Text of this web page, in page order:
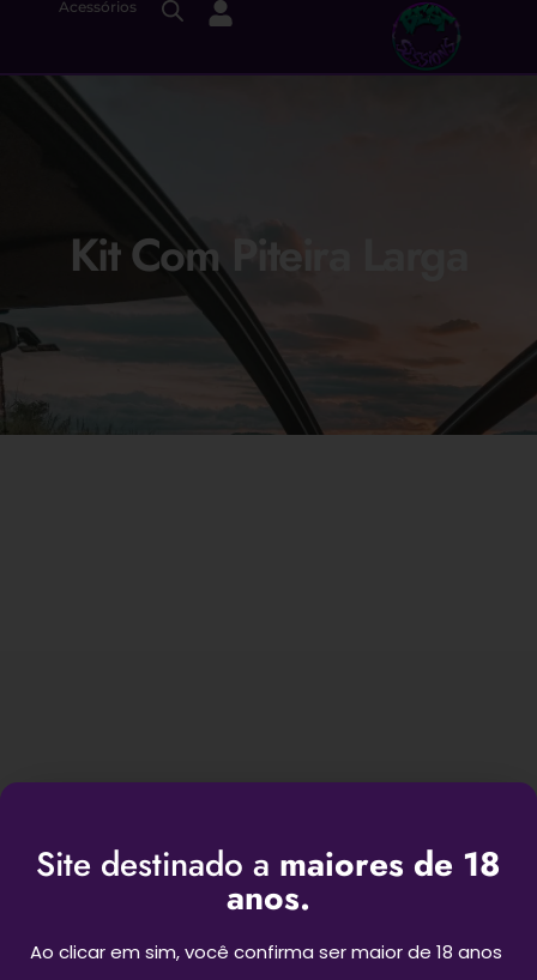
Acessórios
Kit Com Piteira Larga
Site destinado a maiores de 18
anos.
Ao clicar em sim, você confirma ser maior de 18 anos